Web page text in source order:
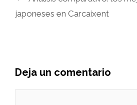
japoneses en Carcaixent
Deja un comentario